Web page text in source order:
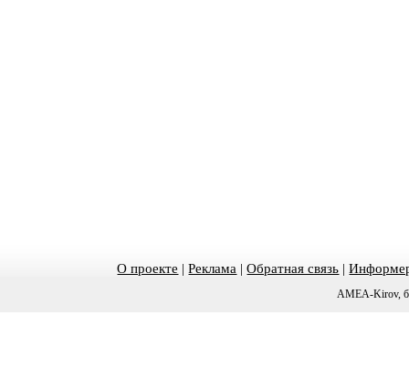
О проекте |Реклама |Обратная связь |
AMEA-Kirov,